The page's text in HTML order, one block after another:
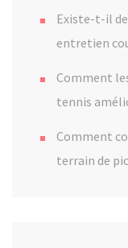
Existe-t-il
entretien
Comment
tennis
Comment
terrain de